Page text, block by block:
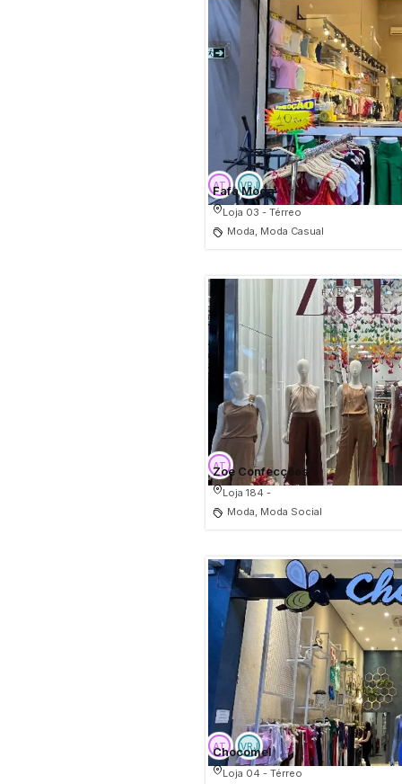
Fafa Moda
Loja 03 - Térreo
Moda, Moda Casual
Zoe Confecções
Loja 184 -
Moda, Moda Social
Chocomel
Loja 04 - Térreo